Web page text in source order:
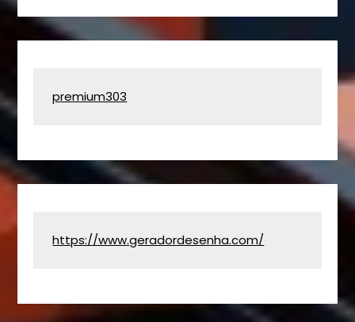
premium303
https://www.geradordesenha.com/